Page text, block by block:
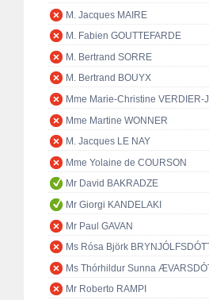
M. Jacques MAIRE
M. Fabien GOUTTEFARDE
M. Bertrand SORRE
M. Bertrand BOUYX
Mme Marie-Christine VERDIER-
Mme Martine WONNER
M. Jacques LE NAY
Mme Yolaine de COURSON
Mr David BAKRADZE
Mr Giorgi KANDELAKI
Mr Paul GAVAN
Ms Rósa Björk
Ms Thórhildur Sunna
Mr Roberto RAMPI